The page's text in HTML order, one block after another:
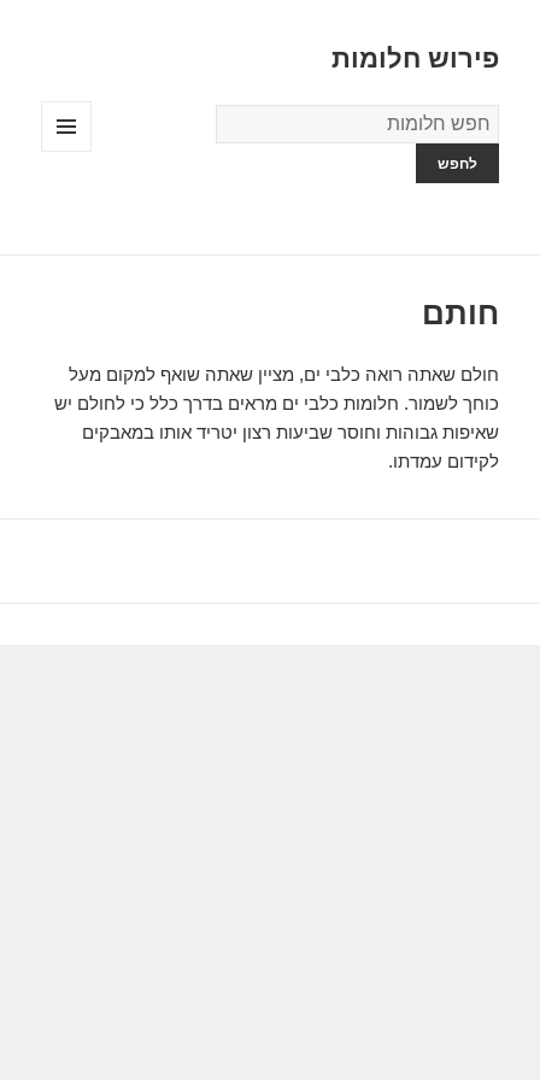
פירוש חלומות
מילון
החלומות
חותם
חולם שאתה רואה כלבי ים, מציין שאתה שואף למקום מעל
כוחך לשמור. חלומות כלבי ים מראים בדרך כלל כי לחולם יש
שאיפות גבוהות וחוסר שביעות רצון יטריד אותו במאבקים
לקידום עמדתו.